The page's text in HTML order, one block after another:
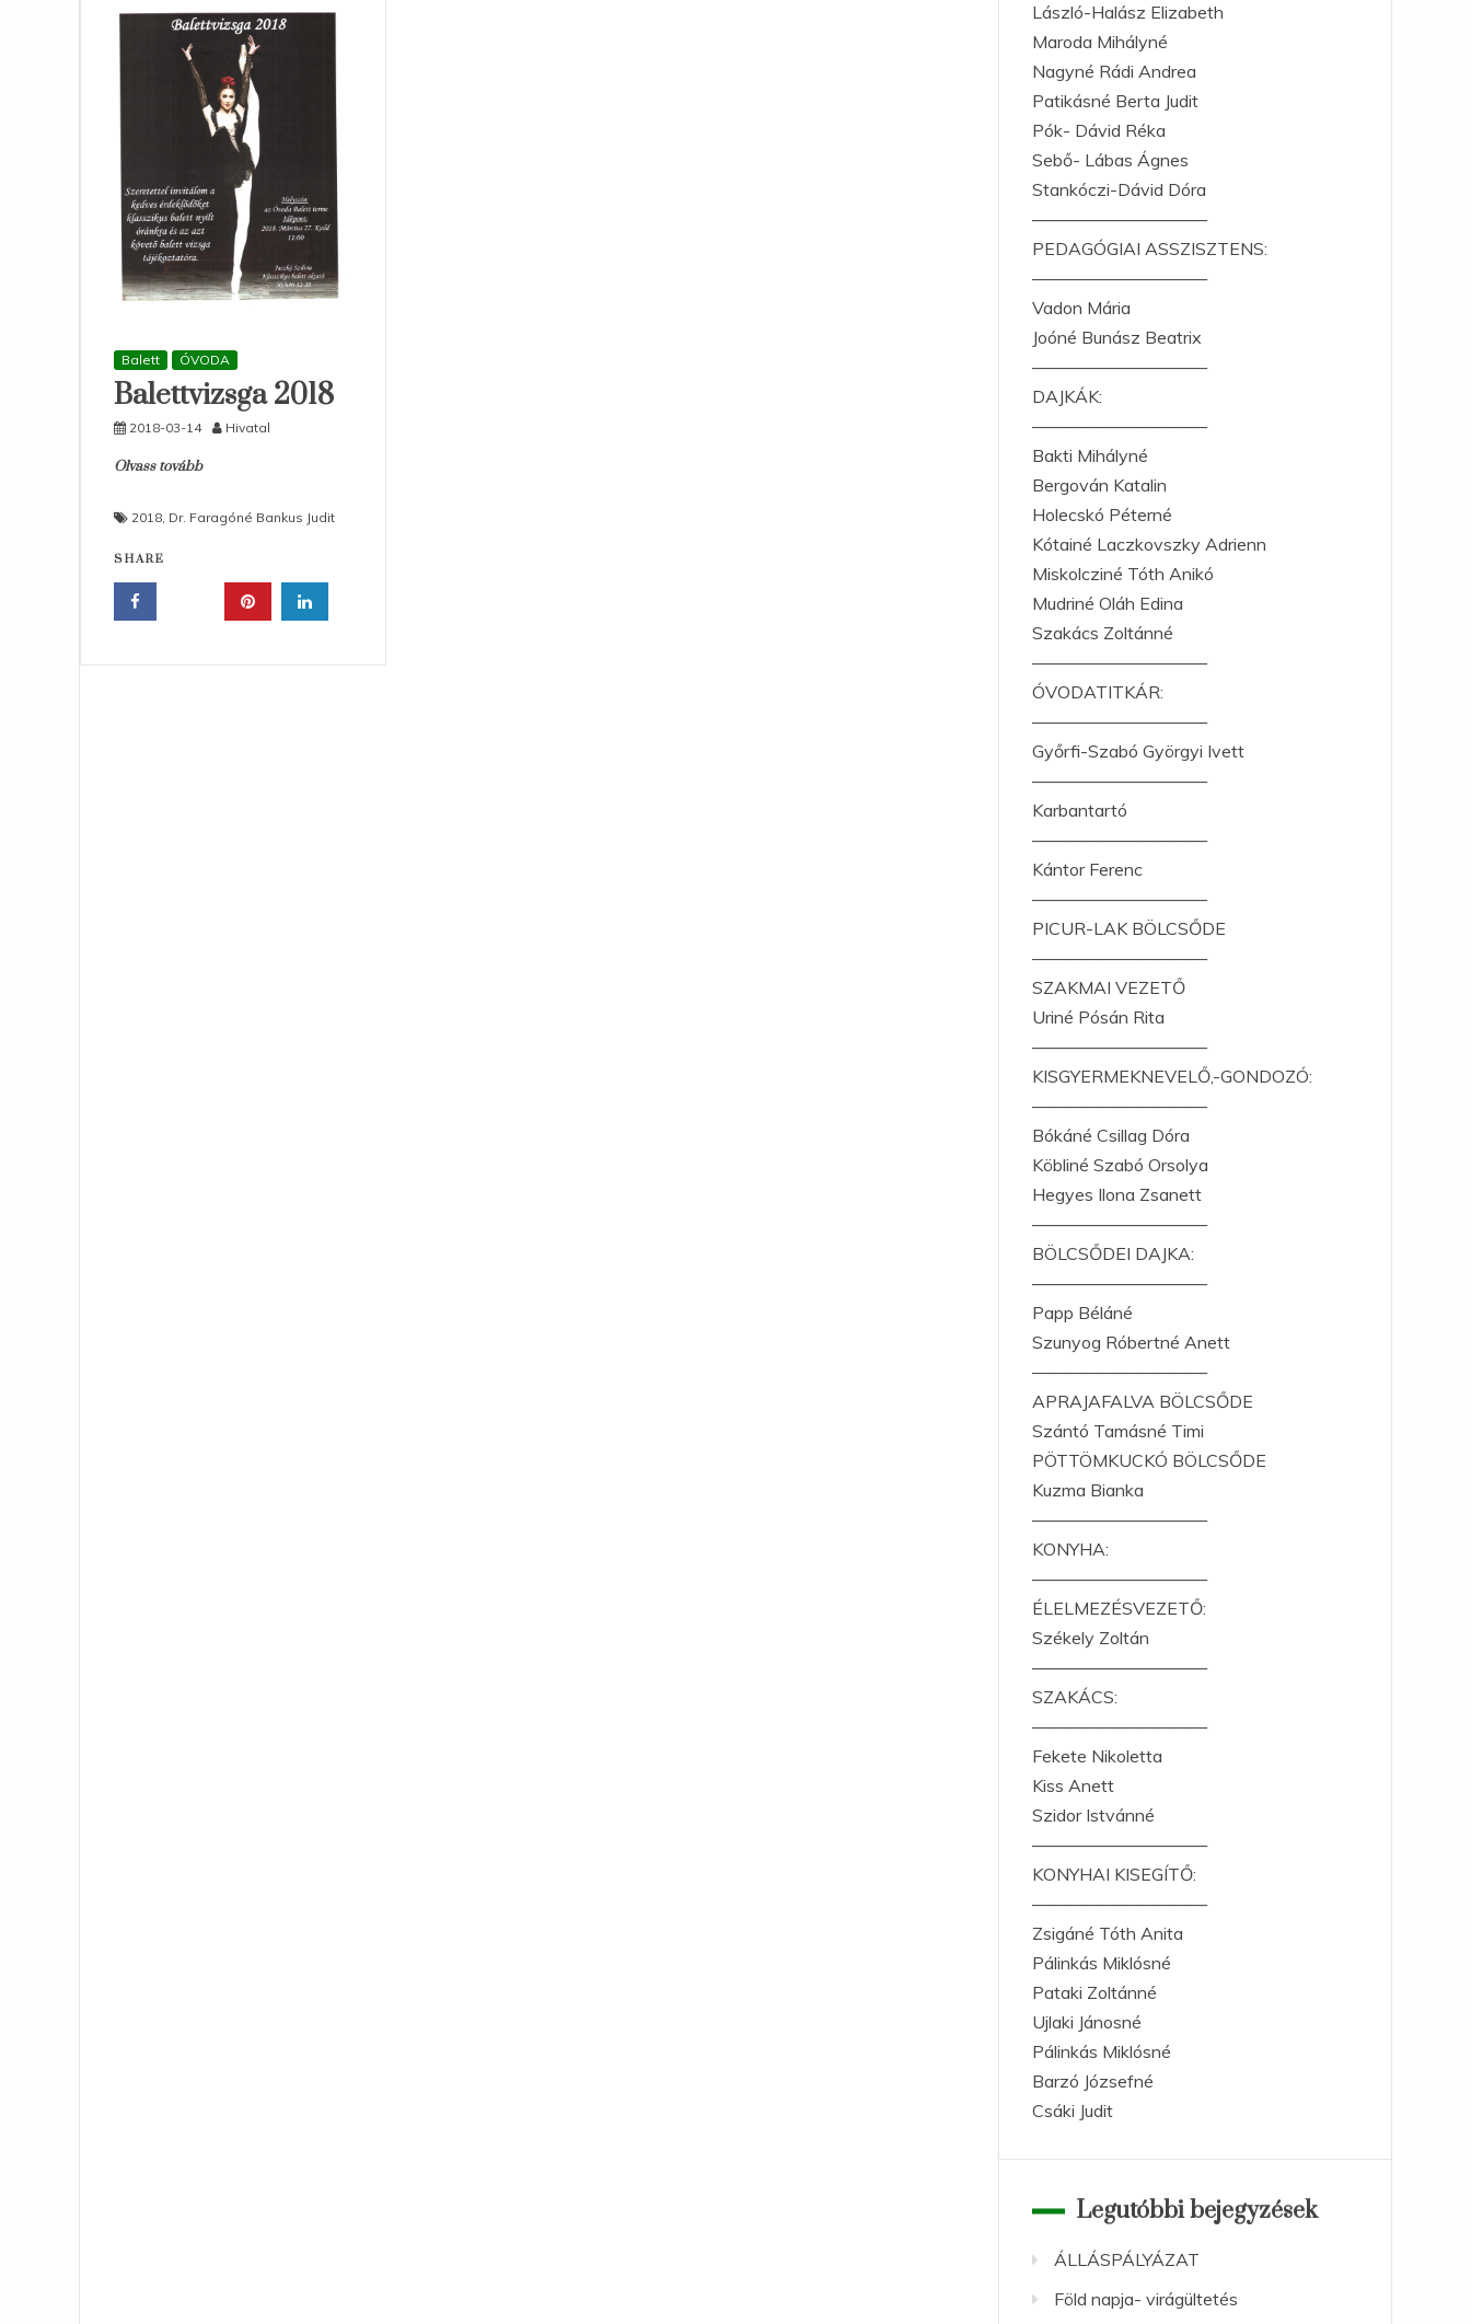
Balett ÓVODA
Balettvizsga 2018
2018-03-14 Hivatal
Olvass tovább
2018, Dr. Faragóné Bankus Judit
SHARE
László-Halász Elizabeth
Maroda Mihályné
Nagyné Rádi Andrea
Patikásné Berta Judit
Pók- Dávid Réka
Sebő- Lábas Ágnes
Stankóczi-Dávid Dóra
——————————
PEDAGÓGIAI ASSZISZTENS:
——————————
Vadon Mária
Joóné Bunász Beatrix
——————————
DAJKÁK:
——————————
Bakti Mihályné
Bergován Katalin
Holecskó Péterné
Kótainé Laczkovszky Adrienn
Miskolcziné Tóth Anikó
Mudriné Oláh Edina
Szakács Zoltánné
——————————
ÓVODATITKÁR:
——————————
Győrfi-Szabó Györgyi Ivett
——————————
Karbantartó
——————————
Kántor Ferenc
——————————
PICUR-LAK BÖLCSŐDE
——————————
SZAKMAI VEZETŐ
Uriné Pósán Rita
——————————
KISGYERMEKNEVELŐ,-GONDOZÓ:
——————————
Bókáné Csillag Dóra
Köbliné Szabó Orsolya
Hegyes Ilona Zsanett
——————————
BÖLCSŐDEI DAJKA:
——————————
Papp Béláné
Szunyog Róbertné Anett
——————————
APRAJAFALVA BÖLCSŐDE
Szántó Tamásné Timi
PÖTTÖMKUCKÓ BÖLCSŐDE
Kuzma Bianka
——————————
KONYHA:
——————————
ÉLELMEZÉSVEZETŐ:
Székely Zoltán
——————————
SZAKÁCS:
——————————
Fekete Nikoletta
Kiss Anett
Szidor Istvánné
——————————
KONYHAI KISEGÍTŐ:
——————————
Zsigáné Tóth Anita
Pálinkás Miklósné
Pataki Zoltánné
Ujlaki Jánosné
Pálinkás Miklósné
Barzó Józsefné
Csáki Judit
Legutóbbi bejegyzések
ÁLLÁSPÁLYÁZAT
Föld napja- virágültetés